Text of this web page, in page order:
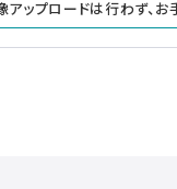
アップロードは行わず、